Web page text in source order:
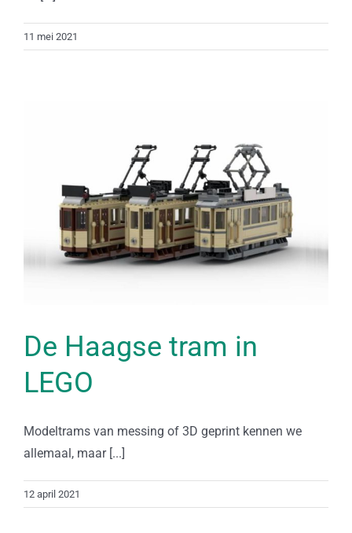
11 mei 2021
De Haagse tram in
LEGO
Modeltrams van messing of 3D geprint kennen we
allemaal, maar [...]
12 april 2021